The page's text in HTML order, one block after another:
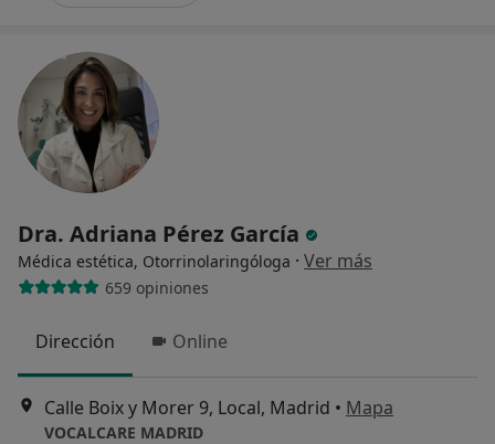
Dra. Adriana Pérez García
Médica estética, Otorrinolaringóloga · Ver más
659 opiniones
Dirección Online
Calle Boix y Morer 9, Local, Madrid • Mapa
VOCALCARE MADRID